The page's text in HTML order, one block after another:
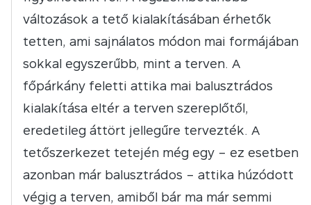
változások a tető kialakításában érhetők
tetten, ami sajnálatos módon mai formájában
sokkal egyszerűbb, mint a terven. A
főpárkány feletti attika mai balusztrádos
kialakítása eltér a terven szereplőtől,
eredetileg áttört jellegűre tervezték. A
tetőszerkezet tetején még egy – ez esetben
azonban már balusztrádos – attika húzódott
végig a terven, amiből bár ma már semmi